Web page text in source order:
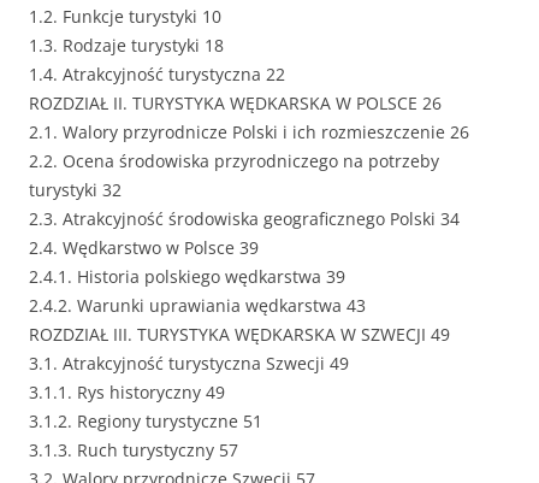
1.2. Funkcje turystyki 10
1.3. Rodzaje turystyki 18
1.4. Atrakcyjność turystyczna 22
ROZDZIAŁ II. TURYSTYKA WĘDKARSKA W POLSCE 26
2.1. Walory przyrodnicze Polski i ich rozmieszczenie 26
2.2. Ocena środowiska przyrodniczego na potrzeby
turystyki 32
2.3. Atrakcyjność środowiska geograficznego Polski 34
2.4. Wędkarstwo w Polsce 39
2.4.1. Historia polskiego wędkarstwa 39
2.4.2. Warunki uprawiania wędkarstwa 43
ROZDZIAŁ III. TURYSTYKA WĘDKARSKA W SZWECJI 49
3.1. Atrakcyjność turystyczna Szwecji 49
3.1.1. Rys historyczny 49
3.1.2. Regiony turystyczne 51
3.1.3. Ruch turystyczny 57